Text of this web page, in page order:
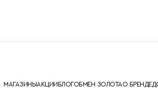
МАГАЗИНЫАКЦИИБЛОГОБМЕН ЗОЛОТАО БРЕНДЕ